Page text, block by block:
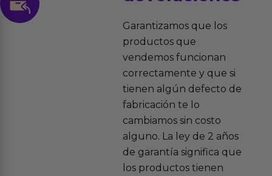
Garantizamos que los
productos que
vendemos funcionan
correctamente y que si
tienen algún defecto de
fabricación te lo
cambiamos sin costo
alguno. La ley de 2 años
de garantía significa que
los productos tienen